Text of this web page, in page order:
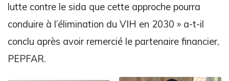
lutte contre le sida que cette approche pourra
conduire à l’élimination du VIH en 2030 » a-t-il
conclu après avoir remercié le partenaire financier,
PEPFAR.